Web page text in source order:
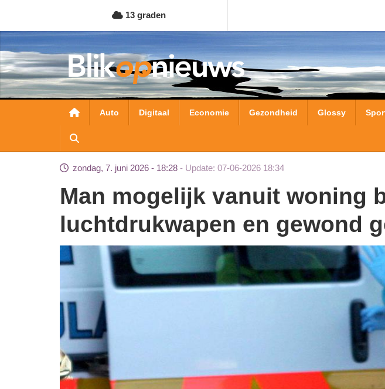
naar
de
inhoud
gaan
13 graden
Hoofdnavigatie
Auto Digitaal Economie Gezondheid Glossy
zondag, 7. juni 2026 - 18:28 Update: 07-06-2026 18:34
Man mogelijk vanuit woning beschoten met
luchtdrukwapen en gewond